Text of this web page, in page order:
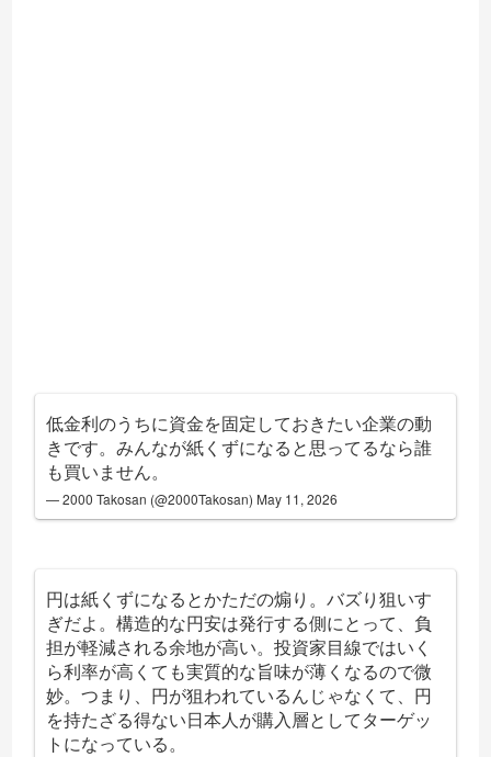
低金利のうちに資金を固定しておきたい企業の動
きです。みんなが紙くずになると思ってるなら誰
も買いません。
— 2000 Takosan (@2000Takosan) May 11, 2026
円は紙くずになるとかただの煽り。バズり狙いす
ぎだよ。構造的な円安は発行する側にとって、負
担が軽減される余地が高い。投資家目線ではいく
ら利率が高くても実質的な旨味が薄くなるので微
妙。つまり、円が狙われているんじゃなくて、円
を持たざる得ない日本人が購入層としてターゲッ
トになっている。